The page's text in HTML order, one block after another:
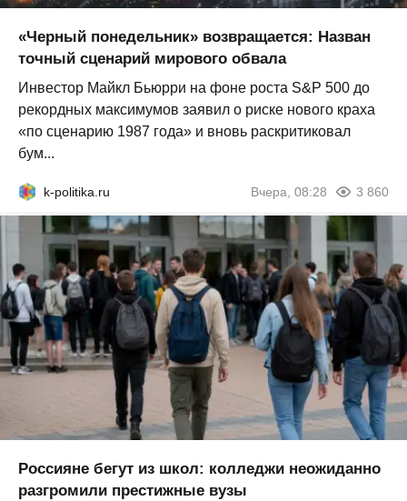
«Черный понедельник» возвращается: Назван
точный сценарий мирового обвала
Инвестор Майкл Бьюрри на фоне роста S&P 500 до
рекордных максимумов заявил о риске нового краха
«по сценарию 1987 года» и вновь раскритиковал
бум...
k-politika.ru Вчера, 08:28 3 860
Россияне бегут из школ: колледжи неожиданно
разгромили престижные вузы